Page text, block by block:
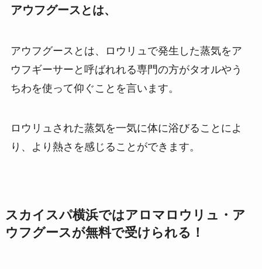
アウフグースとは、
アウフグースとは、ロウリュで発生した蒸気をア
ウフギーサーと呼ばれれる専門の方がタオルやう
ちわを使って仰ぐことを言います。
ロウリュされた蒸気を一気に体に浴びることによ
り、より熱さを感じることができます。
スカイスパ横浜ではアロマロウリュ・ア
ウフグースが無料で受けられる！